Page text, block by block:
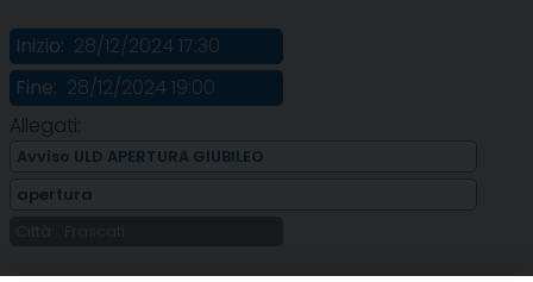
Inizio: 28/12/2024 17:30
Fine: 28/12/2024 19:00
Allegati:
Avviso ULD APERTURA GIUBILEO
apertura